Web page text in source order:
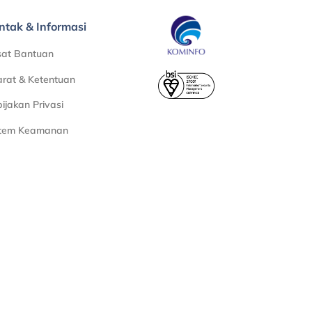
& Informasi
Bantuan
& Ketentuan
Privasi
Keamanan